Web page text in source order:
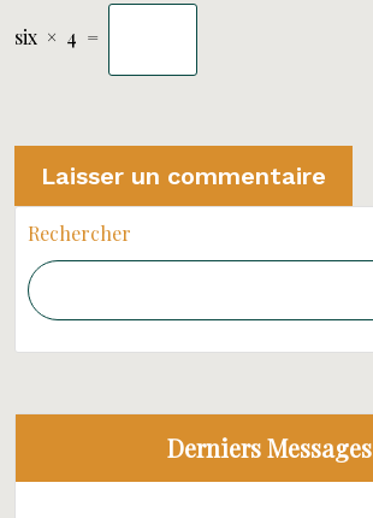
six × 4 =
Rechercher
Derniers Messages